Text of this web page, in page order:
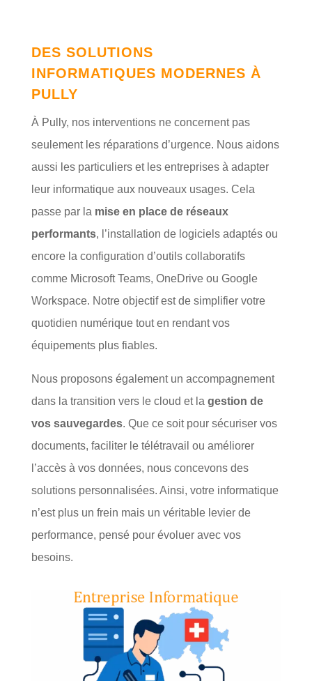
DES SOLUTIONS
INFORMATIQUES MODERNES À
PULLY
À Pully, nos interventions ne concernent pas
seulement les réparations d’urgence. Nous aidons
aussi les particuliers et les entreprises à adapter
leur informatique aux nouveaux usages. Cela
passe par la mise en place de réseaux
performants, l’installation de logiciels adaptés ou
encore la configuration d’outils collaboratifs
comme Microsoft Teams, OneDrive ou Google
Workspace. Notre objectif est de simplifier votre
quotidien numérique tout en rendant vos
équipements plus fiables.
Nous proposons également un accompagnement
dans la transition vers le cloud et la gestion de
vos sauvegardes. Que ce soit pour sécuriser vos
documents, faciliter le télétravail ou améliorer
l’accès à vos données, nous concevons des
solutions personnalisées. Ainsi, votre informatique
n’est plus un frein mais un véritable levier de
performance, pensé pour évoluer avec vos
besoins.